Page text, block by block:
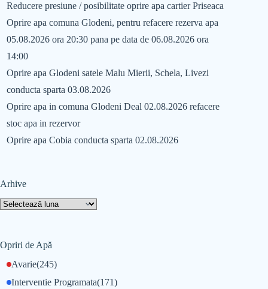
Reducere presiune / posibilitate oprire apa cartier Priseaca
Oprire apa comuna Glodeni, pentru refacere rezerva apa
05.08.2026 ora 20:30 pana pe data de 06.08.2026 ora
14:00
Oprire apa Glodeni satele Malu Mierii, Schela, Livezi
conducta sparta 03.08.2026
Oprire apa in comuna Glodeni Deal 02.08.2026 refacere
stoc apa in rezervor
Oprire apa Cobia conducta sparta 02.08.2026
Arhive
Opriri de Apă
Avarie(245)
Interventie Programata(171)